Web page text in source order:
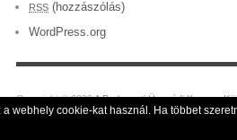
RSS (hozzászólás)
WordPress.org
Copyright © 2026A Budapesti Ügyvédi Kamara
Powered byWordPressandOrigin
webhely cookie-kat használ. Ha többet